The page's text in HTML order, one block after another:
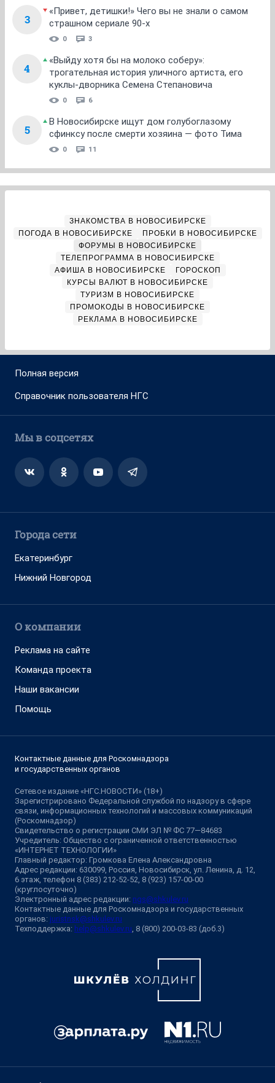
3
«Привет, детишки!» Чего вы не знали о самом
страшном сериале 90-х
0 3
4
«Выйду хотя бы на молоко соберу»:
трогательная история уличного артиста, его
куклы-дворника Семена Степановича
0 6
5
В Новосибирске ищут дом голубоглазому
сфинксу после смерти хозяина — фото Тима
0 11
ЗНАКОМСТВА В НОВОСИБИРСКЕ
ПОГОДА В НОВОСИБИРСКЕ
ПРОБКИ В НОВОСИБИРСКЕ
ФОРУМЫ В НОВОСИБИРСКЕ
ТЕЛЕПРОГРАММА В НОВОСИБИРСКЕ
АФИША В НОВОСИБИРСКЕ
ГОРОСКОП
КУРСЫ ВАЛЮТ В НОВОСИБИРСКЕ
ТУРИЗМ В НОВОСИБИРСКЕ
ПРОМОКОДЫ В НОВОСИБИРСКЕ
РЕКЛАМА В НОВОСИБИРСКЕ
Полная версия
Справочник пользователя НГС
Мы в соцсетях
Города сети
Екатеринбург
Нижний Новгород
О компании
Реклама на сайте
Команда проекта
Наши вакансии
Помощь
Контактные данные для Роскомнадзора
и государственных органов
Сетевое издание «НГС.НОВОСТИ» (18+)
Зарегистрировано Федеральной службой по надзору в сфере
связи, информационных технологий и массовых коммуникаций
(Роскомнадзор)
Свидетельство о регистрации СМИ ЭЛ № ФС 77—84683
Учредитель: Общество с ограниченной ответственностью
«ИНТЕРНЕТ ТЕХНОЛОГИИ»
Главный редактор: Громкова Елена Александровна
Адрес редакции: 630099, Россия, Новосибирск, ул. Ленина, д. 12,
6 этаж, телефон 8 (383) 212-52-52, 8 (923) 157-00-00
(круглосуточно)
Электронный адрес редакции: ngs@shkulev.ru
Контактные данные для Роскомнадзора и государственных
органов: juristnsk@shkulev.ru
Техподдержка: help@shkulev.ru, 8 (800) 200-03-83 (доб.3)